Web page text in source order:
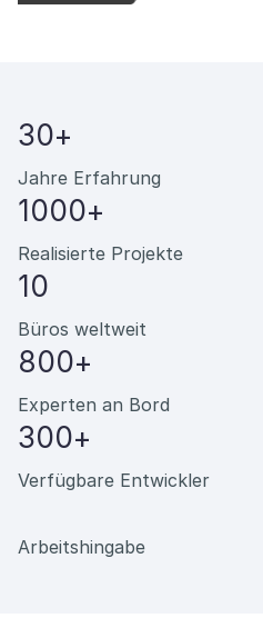
30+
Jahre Erfahrung
1000+
Realisierte Projekte
10
Büros weltweit
800+
Experten an Bord
300+
Verfügbare Entwickler
Arbeitshingabe